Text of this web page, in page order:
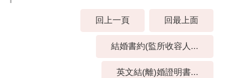
回上一頁 回最上面
結婚書約(監所收容人...
英文結(離)婚證明書...